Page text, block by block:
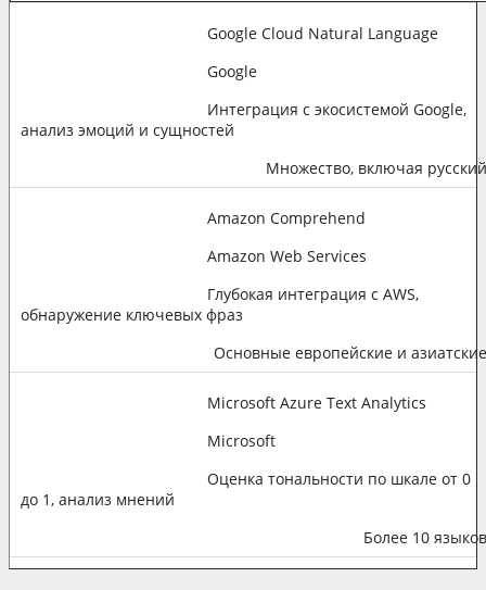
Google Cloud Natural Language
Google
Интеграция с экосистемой Google,
анализ эмоций и сущностей
Множество, включая русский
Amazon Comprehend
Amazon Web Services
Глубокая интеграция с AWS,
обнаружение ключевых фраз
Основные европейские и азиатские
Microsoft Azure Text Analytics
Microsoft
Оценка тональности по шкале от 0
до 1, анализ мнений
Более 10 языков